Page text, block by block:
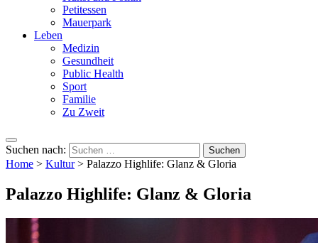
Petitessen
Mauerpark
Leben
Medizin
Gesundheit
Public Health
Sport
Familie
Zu Zweit
Suchen nach:
Home > Kultur> Palazzo Highlife: Glanz & Gloria
Palazzo Highlife: Glanz & Gloria